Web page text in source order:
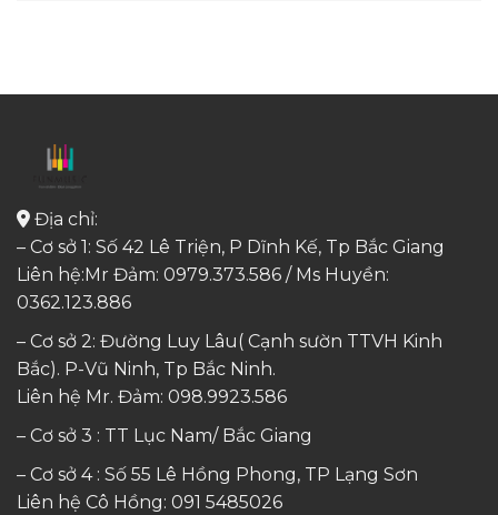
Địa chỉ:
– Cơ sở 1: Số 42 Lê Triện, P Dĩnh Kế, Tp Bắc Giang
Liên hệ:Mr Đảm: 0979.373.586 / Ms Huyền:
0362.123.886
– Cơ sở 2: Đường Luy Lâu( Cạnh sườn TTVH Kinh
Bắc). P-Vũ Ninh, Tp Bắc Ninh.
Liên hệ Mr. Đảm: 098.9923.586
– Cơ sở 3 : TT Lục Nam/ Bắc Giang
– Cơ sở 4 : Số 55 Lê Hồng Phong, TP Lạng Sơn
Liên hệ Cô Hồng: 091 5485026